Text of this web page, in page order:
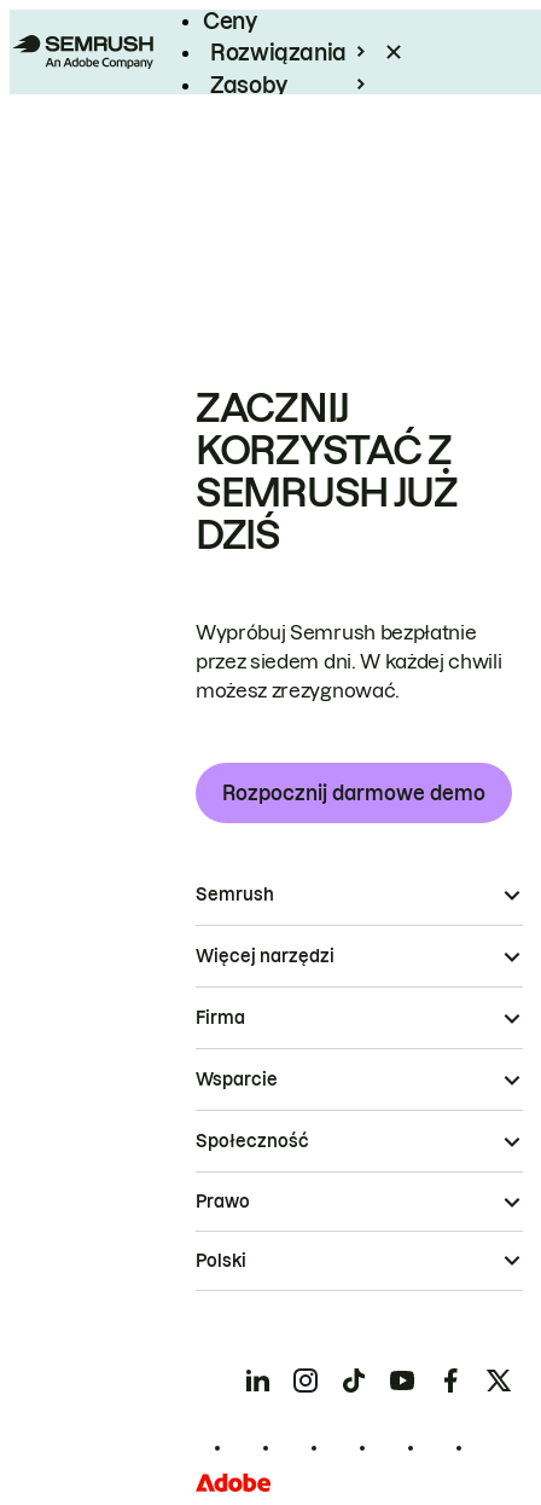
Ceny
Rozwiązania
Zasoby
ZACZNIJ
KORZYSTAĆ Z
SEMRUSH JUŻ
DZIŚ
Wypróbuj Semrush bezpłatnie
przez siedem dni. W każdej chwili
możesz zrezygnować.
Rozpocznij darmowe demo
Semrush
Więcej narzędzi
Firma
Wsparcie
Społeczność
Prawo
Polski